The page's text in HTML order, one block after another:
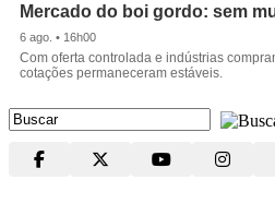
Mercado do boi gordo: sem
6 ago. • 16h00
Com oferta controlada e indústrias
cotações permaneceram estáveis.